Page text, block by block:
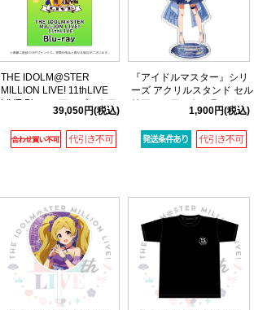
THE IDOLM@STER
MILLION LIVE! 11thLIVE
LIVE Blu-ray アソビストア
39,050円(税込)
『アイドルマスター』シリ
ーズ アクリルスタンド セル
リアン・アストロラーベ
1,900円(税込)